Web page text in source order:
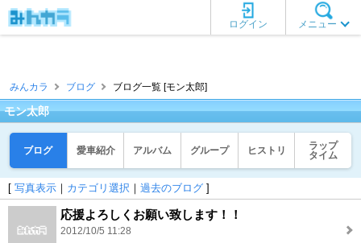
メニュー
ログイン
みんカラ ブログ ブログ一覧 [モン太郎]
モン太郎
ブログ 愛車紹介 アルバム グループ ヒストリ
ラップ
タイム
[ 写真表示 ｜ カテゴリ選択 ｜ 過去のブログ ]
応援よろしくお願い致します！！
2012/10/5 11:28